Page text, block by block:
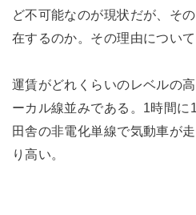
ど不可能なのが現状だが、そ
在するのか。その理由につい
運賃がどれくらいのレベルの
ーカル線並みである。1時間に
田舎の非電化単線で気動車が
り高い。